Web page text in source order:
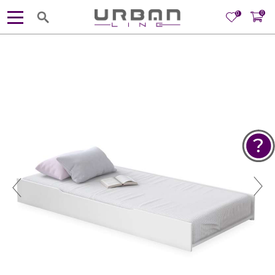
0
0
POMOĆ PRI KUPOVINI
Za više informacija, pomoć i
porudžbine
381 11 245 18 52
381 64 218 96 52
Radno vreme